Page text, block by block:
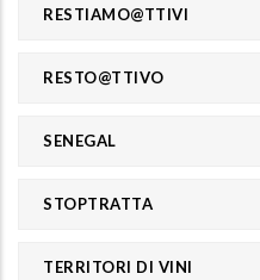
RESTIAMO@TTIVI
RESTO@TTIVO
SENEGAL
STOPTRATTA
TERRITORI DI VINI